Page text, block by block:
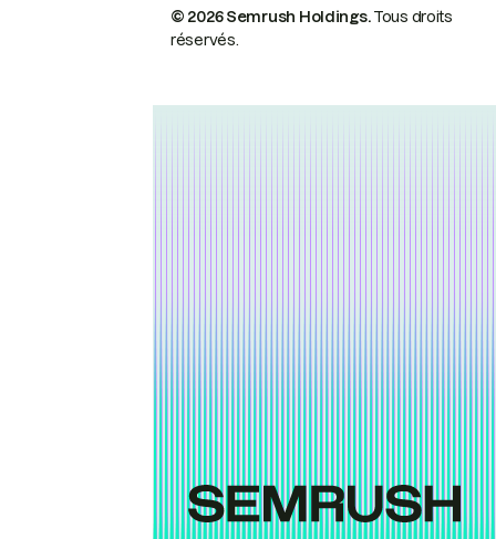
© 2026 Semrush Holdings.Tous droits
réservés.